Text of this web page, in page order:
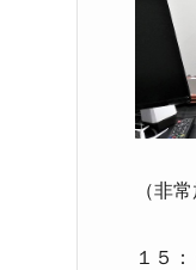
（非
１５